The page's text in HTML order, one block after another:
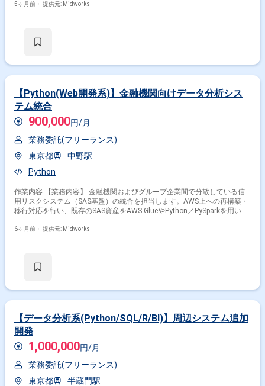
基盤構築も行います。 【作業内容】 ・現行SASシステムの分析機能を
るデータ集計システムの要件定義、設計、開発、テスト ・BIツール
5ヶ月前・ 提供元: Midworks
【Python(Web開発系)】金融機関向けデータ分析シス
テム統合
900,000円/月
業務委託(フリーランス)
東京都
中野駅
Python
作業内容 【業務内容】 金融機関およびグループ企業間で分散している信
用リスクシステム（SAS基盤）の統合を担当します。AWS上への再構築・
移行対応を行い、既存のSAS資産をAWS GlueやPython／PySparkを用いて
スト対応
6ヶ月前・ 提供元: Midworks
【データ分析系(Python/SQL/R/BI)】周辺システム追加
開発
1,000,000円/月
業務委託(フリーランス)
東京都
半蔵門駅